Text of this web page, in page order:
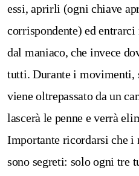
essi, aprirli (ogni chiave
corrispondente) ed
dal maniaco, che invece
tutti. Durante i movimenti,
viene oltrepassato da un
lascerà le penne e verrà
Importante ricordarsi che
sono segreti: solo ogni tre